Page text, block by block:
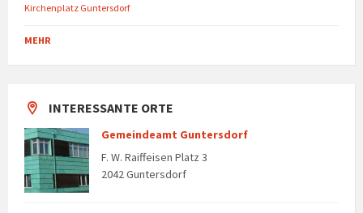
Kirchenplatz Guntersdorf
MEHR
INTERESSANTE ORTE
Gemeindeamt Guntersdorf
F. W. Raiffeisen Platz 3
2042 Guntersdorf